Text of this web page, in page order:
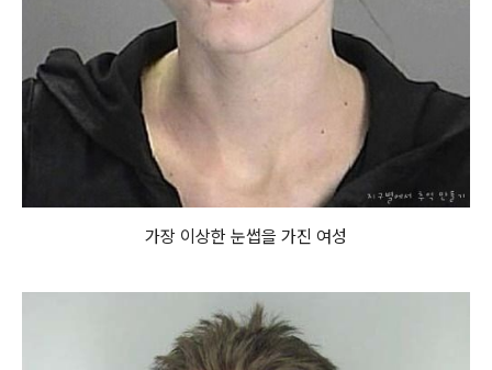
가장 이상한 눈썹을 가진 여성